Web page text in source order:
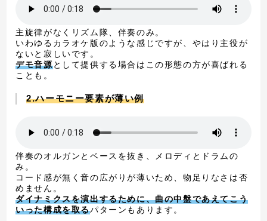
主旋律がなくリズム隊、伴奏のみ。
いわゆるカラオケ版のような感じですが、やはり主役が
ないと寂しいです。
デモ音源として提供する場合はこの形態の方が喜ばれる
ことも。
2.ハーモニー要素が薄い例
伴奏のオルガンとベースを抜き、メロディとドラムの
み。
コード感が無く音の広がりが薄いため、物足りなさは否
めません。
ダイナミクスを演出するために、曲の中盤であえてこう
いった構成を取るパターンもあります。